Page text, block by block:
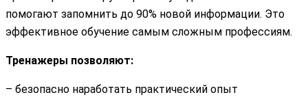
помогают запомнить до 90% новой информации. Это
эффективное обучение самым сложным профессиям.
Тренажеры позволяют:
– безопасно наработать практический опыт